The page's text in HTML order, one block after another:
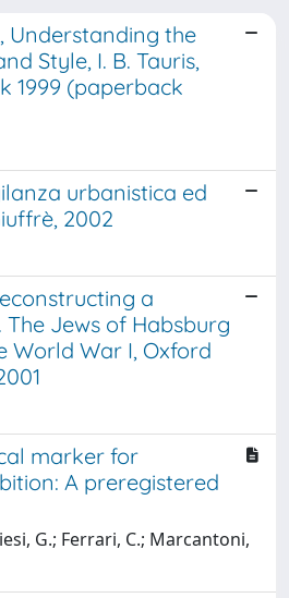
Understanding the
Style, I. B. Tauris,
1999 (paperback
urbanistica ed
2002
a
Jews of Habsburg
World War I, Oxford
marker for
A preregistered
G.; Ferrari, C.; Marcantoni,